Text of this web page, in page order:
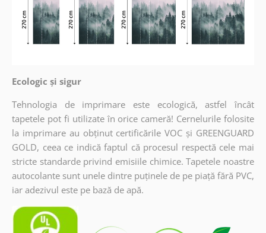
Ecologic și sigur
Tehnologia de imprimare este ecologică, astfel încât
tapetele pot fi utilizate în orice cameră! Cernelurile folosite
la imprimare au obținut certificările VOC și GREENGUARD
GOLD, ceea ce indică faptul că procesul respectă cele mai
stricte standarde privind emisiile chimice. Tapetele noastre
autocolante sunt unele dintre puținele de pe piață fără PVC,
iar adezivul este pe bază de apă.